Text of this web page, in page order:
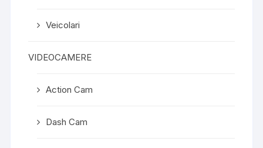
Veicolari
VIDEOCAMERE
Action Cam
Dash Cam